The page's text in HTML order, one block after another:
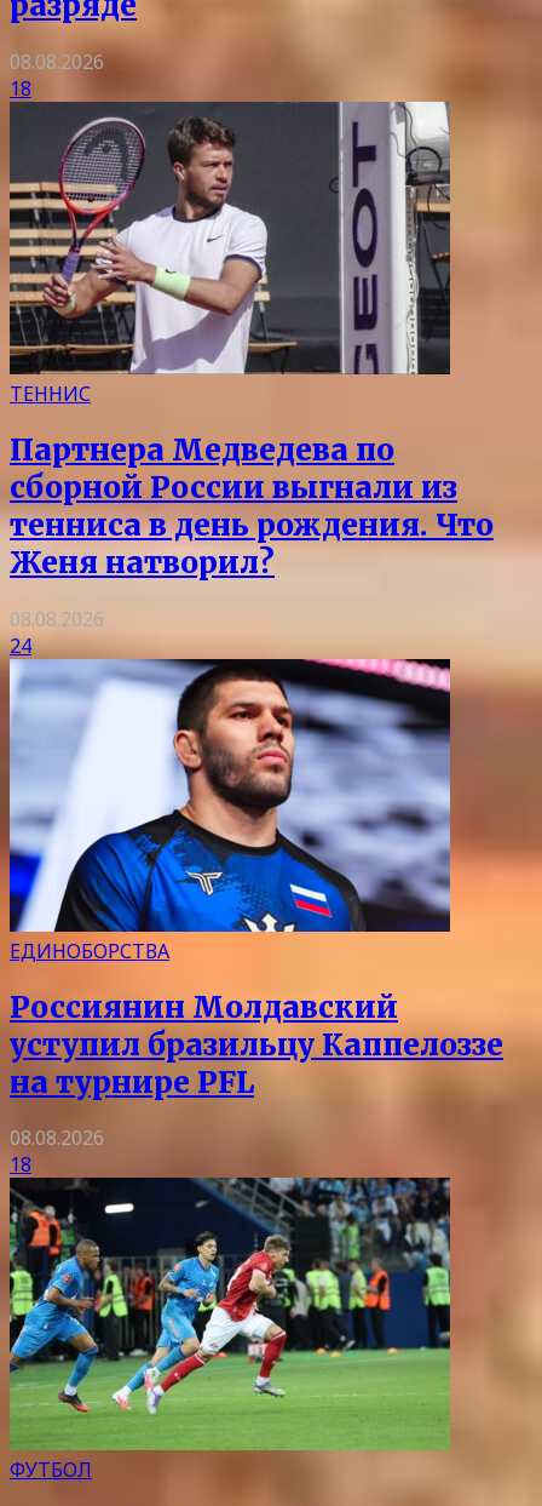
08.08.2026
18
ТЕННИС
Партнера Медведева по
сборной России выгнали из
тенниса в день рождения. Что
Женя натворил?
08.08.2026
24
ЕДИНОБОРСТВА
Россиянин Молдавский
уступил бразильцу Каппелоззе
на турнире PFL
08.08.2026
18
ФУТБОЛ